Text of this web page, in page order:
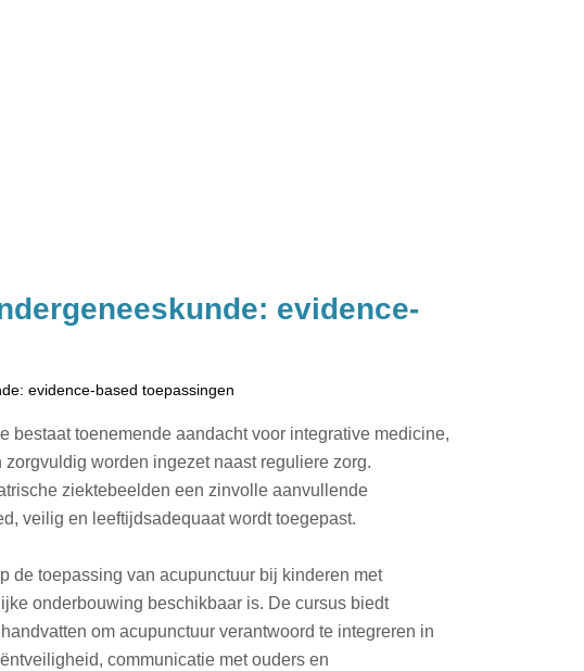
evidence-
evidence-based toepassingen
bestaat toenemende aandacht voor integrative medicine,
worden ingezet naast reguliere zorg.
ziektebeelden een zinvolle aanvullende
veilig en leeftijdsadequaat wordt toegepast.
de toepassing van acupunctuur bij kinderen met
onderbouwing beschikbaar is. De cursus biedt
om acupunctuur verantwoord te integreren in
communicatie met ouders en